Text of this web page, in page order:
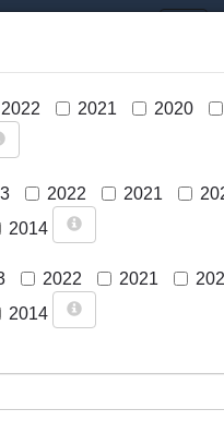
2022 2021
2020
2022 2021
2014
2022 2021
2014